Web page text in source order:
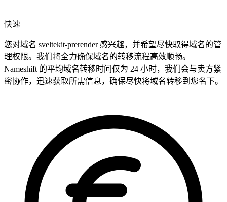
快速
您对域名 sveltekit-prerender 感兴趣，并希望尽快取得域名的管
理权限。我们将全力确保域名的转移流程高效顺畅。
Nameshift 的平均域名转移时间仅为 24 小时，我们会与卖方紧
密协作，迅速获取所需信息，确保尽快将域名转移到您名下。